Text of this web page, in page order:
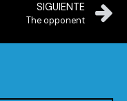
SIGUIENTE
The opponent